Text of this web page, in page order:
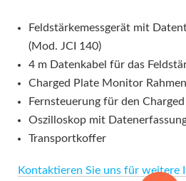
Feldstärkemessgerät mit
(Mod. JCI 140)
4 m Datenkabel für das
Charged Plate Monitor Rahmen
Fernsteuerung für den
Oszilloskop mit
Transportkoffer
Kontaktieren Sie uns für weitere